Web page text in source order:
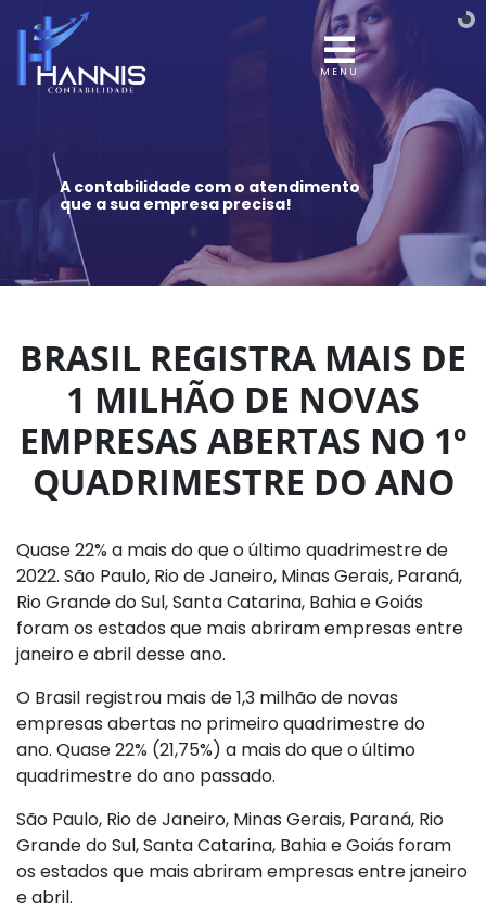
MENU
A contabilidade com o atendimento
que a sua empresa precisa!
BRASIL REGISTRA MAIS DE
1 MILHÃO DE NOVAS
EMPRESAS ABERTAS NO 1º
QUADRIMESTRE DO ANO
Quase 22% a mais do que o último quadrimestre de
2022. São Paulo, Rio de Janeiro, Minas Gerais, Paraná,
Rio Grande do Sul, Santa Catarina, Bahia e Goiás
foram os estados que mais abriram empresas entre
janeiro e abril desse ano.
O Brasil registrou mais de 1,3 milhão de novas
empresas abertas no primeiro quadrimestre do
ano. Quase 22% (21,75%) a mais do que o último
quadrimestre do ano passado.
São Paulo, Rio de Janeiro, Minas Gerais, Paraná, Rio
Grande do Sul, Santa Catarina, Bahia e Goiás foram
os estados que mais abriram empresas entre janeiro
e abril.